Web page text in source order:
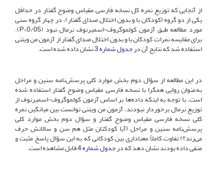
از آنجایی که توزیع نمره کل نسخه فارسی مقیاس وضوح گفتار در حداقل
یکی از دو گروه (کودکان با و بدون اختلال صدای گفتار)، در چهار گروه سنی
مورد مطالعه طبق آزمون کولموگروف-اسمیرنوف نرمال نبود (0/05>P).
برای مقایسه نمرات کودکان با و بدون اختلال صدای گفتار از آزمون من ویتنی
استفاده شد که نتایج آن درجدول شماره 3 نشان داده شده است.
در این مطالعه از سؤال دوم بخش موارد کلی پرسش‌نامه سنین و مراحل
به‌عنوان روایی همگرا با نسخه فارسی مقیاس وضوح گفتار استفاده شده
است. با توجه به اینکه داده‌ها بر اساس آزمون کولموگروف-اسمیرنوف از
توزیع نرمال برخوردار نبودند، آزمون من ویتنی توانست بین میانگین نمره
کلی نسخه فارسی مقیاس وضوح گفتار و سؤال دوم بخش موارد کلی
پرسش‌نامه سنین و مراحل (آیا کودکتان مثل هم سن و سالانش حرف
می‌زند؟) تفاوت کاملاً معناداری بین کودکانی که به این سؤال پاسخ مثبت و
منفی داده بودند نشان دهد که درجدول شماره 4 قابل مشاهده است.